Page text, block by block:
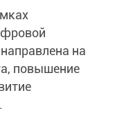
на
повышение